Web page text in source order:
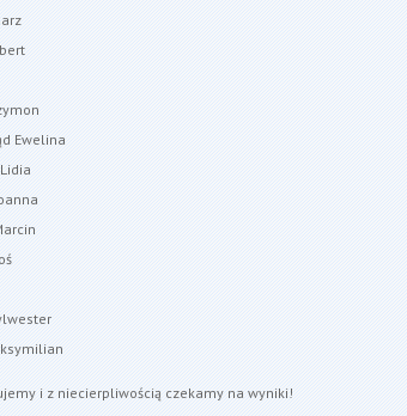
Ewelina
i z niecierpliwością czekamy na wyniki!